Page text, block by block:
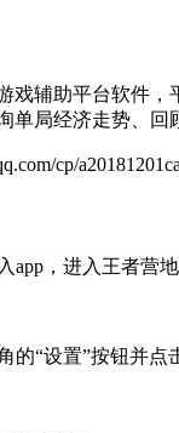
戏辅助平台软件
单局经济走势、
cp/
app，进入王者营
的“设置”按钮并点